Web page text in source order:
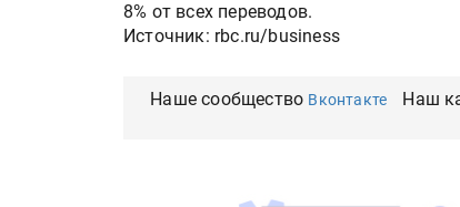
8% от всех переводов.
Источник: rbc.ru/business
Наше сообщество Вконтакте Наш